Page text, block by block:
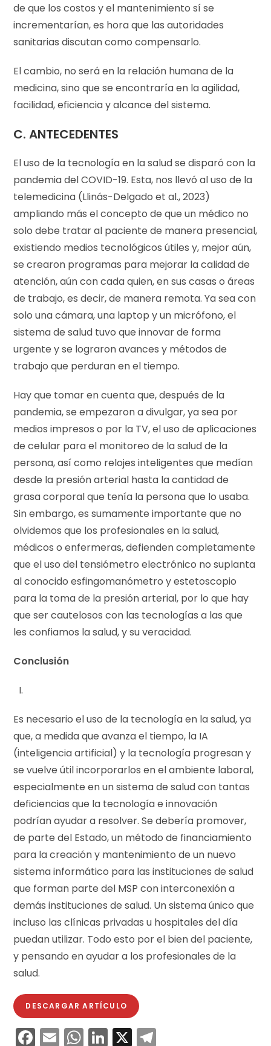
de que los costos y el mantenimiento sí se
incrementarían, es hora que las autoridades
sanitarias discutan como compensarlo.
El cambio, no será en la relación humana de la
medicina, sino que se encontraría en la agilidad,
facilidad, eficiencia y alcance del sistema.
C. ANTECEDENTES
El uso de la tecnología en la salud se disparó con la
pandemia del COVID-19. Esta, nos llevó al uso de la
telemedicina (Llinás-Delgado et al., 2023)
ampliando más el concepto de que un médico no
solo debe tratar al paciente de manera presencial,
existiendo medios tecnológicos útiles y, mejor aún,
se crearon programas para mejorar la calidad de
atención, aún con cada quien, en sus casas o áreas
de trabajo, es decir, de manera remota. Ya sea con
solo una cámara, una laptop y un micrófono, el
sistema de salud tuvo que innovar de forma
urgente y se lograron avances y métodos de
trabajo que perduran en el tiempo.
Hay que tomar en cuenta que, después de la
pandemia, se empezaron a divulgar, ya sea por
medios impresos o por la TV, el uso de aplicaciones
de celular para el monitoreo de la salud de la
persona, así como relojes inteligentes que medían
desde la presión arterial hasta la cantidad de
grasa corporal que tenía la persona que lo usaba.
Sin embargo, es sumamente importante que no
olvidemos que los profesionales en la salud,
médicos o enfermeras, defienden completamente
que el uso del tensiómetro electrónico no suplanta
al conocido esfingomanómetro y estetoscopio
para la toma de la presión arterial, por lo que hay
que ser cautelosos con las tecnologías a las que
les confiamos la salud, y su veracidad.
Conclusión
Es necesario el uso de la tecnología en la salud, ya
que, a medida que avanza el tiempo, la IA
(inteligencia artificial) y la tecnología progresan y
se vuelve útil incorporarlos en el ambiente laboral,
especialmente en un sistema de salud con tantas
deficiencias que la tecnología e innovación
podrían ayudar a resolver. Se debería promover,
de parte del Estado, un método de financiamiento
para la creación y mantenimiento de un nuevo
sistema informático para las instituciones de salud
que forman parte del MSP con interconexión a
demás instituciones de salud. Un sistema único que
incluso las clínicas privadas u hospitales del día
puedan utilizar. Todo esto por el bien del paciente,
y pensando en ayudar a los profesionales de la
salud.
DESCARGAR ARTÍCULO
F E W Li X